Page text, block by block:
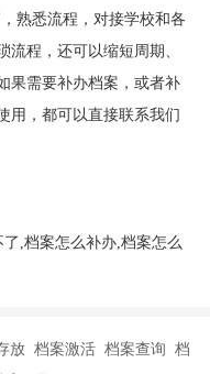
熟悉流程，对接学校和各
程，还可以缩短周期、
果需要补办档案，或者补
用，都可以直接联系我们
,档案怎么补办,档案怎么
放 档案激活 档案查询 档